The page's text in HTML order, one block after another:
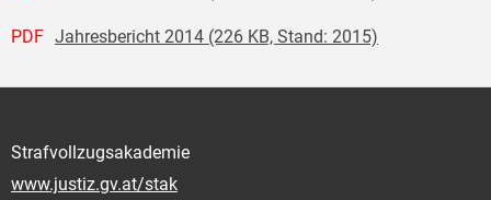
PDF Jahresbericht 2014 (226 KB, Stand: 2015)
Strafvollzugsakademie
www.justiz.gv.at/stak